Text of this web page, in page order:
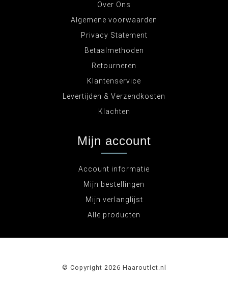
Over Ons
Algemene voorwaarden
Privacy Statement
Betaalmethoden
Retourneren
Klantenservice
Levertijden & Verzendkosten
Klachten
Mijn account
Account informatie
Mijn bestellingen
Mijn verlanglijst
Alle producten
© Copyright 2026 Haaroutlet.nl